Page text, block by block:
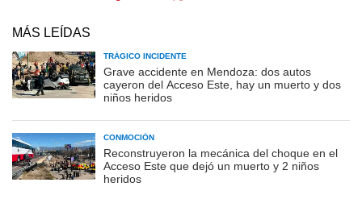
MÁS LEÍDAS
TRÁGICO INCIDENTE
Grave accidente en Mendoza: dos autos
cayeron del Acceso Este, hay un muerto y dos
niños heridos
CONMOCIÓN
Reconstruyeron la mecánica del choque en el
Acceso Este que dejó un muerto y 2 niños
heridos